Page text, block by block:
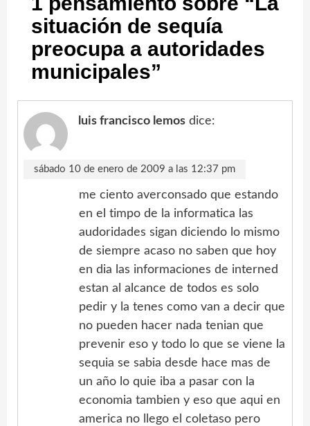
situación de sequía
preocupa a autoridades
municipales”
luis francisco lemos dice:
sábado 10 de enero de 2009 a las 12:37 pm
me ciento averconsado que estando
en el timpo de la informatica las
audoridades sigan diciendo lo mismo
de siempre acaso no saben que hoy
en dia las informaciones de interned
estan al alcance de todos es solo
pedir y la tenes como van a decir que
no pueden hacer nada tenian que
prevenir eso y todo lo que se viene la
sequia se sabia desde hace mas de
un año lo quie iba a pasar con la
economia tambien y eso que aqui en
america no llego el coletaso pero